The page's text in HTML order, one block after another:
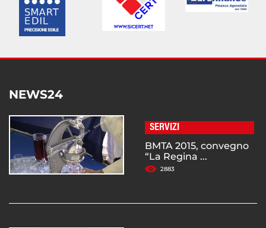
NEWS24
SERVIZI
BMTA 2015, convegno
“La Regina ...
2883